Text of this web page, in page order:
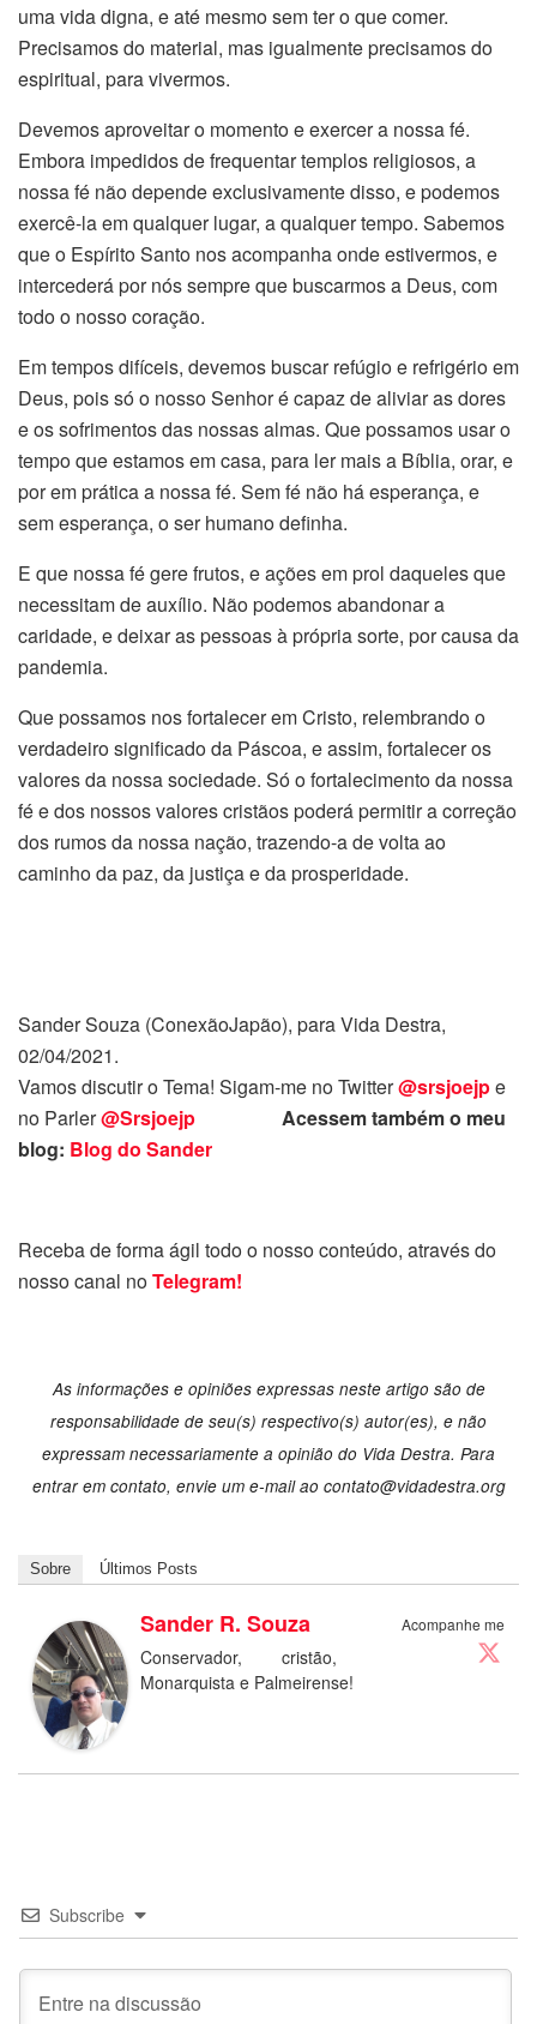
uma vida digna, e até mesmo sem ter o que comer.
Precisamos do material, mas igualmente precisamos do
espiritual, para vivermos.
Devemos aproveitar o momento e exercer a nossa fé.
Embora impedidos de frequentar templos religiosos, a
nossa fé não depende exclusivamente disso, e podemos
exercê-la em qualquer lugar, a qualquer tempo. Sabemos
que o Espírito Santo nos acompanha onde estivermos, e
intercederá por nós sempre que buscarmos a Deus, com
todo o nosso coração.
Em tempos difíceis, devemos buscar refúgio e refrigério em
Deus, pois só o nosso Senhor é capaz de aliviar as dores
e os sofrimentos das nossas almas. Que possamos usar o
tempo que estamos em casa, para ler mais a Bíblia, orar, e
por em prática a nossa fé. Sem fé não há esperança, e
sem esperança, o ser humano definha.
E que nossa fé gere frutos, e ações em prol daqueles que
necessitam de auxílio. Não podemos abandonar a
caridade, e deixar as pessoas à própria sorte, por causa da
pandemia.
Que possamos nos fortalecer em Cristo, relembrando o
verdadeiro significado da Páscoa, e assim, fortalecer os
valores da nossa sociedade. Só o fortalecimento da nossa
fé e dos nossos valores cristãos poderá permitir a correção
dos rumos da nossa nação, trazendo-a de volta ao
caminho da paz, da justiça e da prosperidade.
Sander Souza (ConexãoJapão), para Vida Destra,
02/04/2021.
Vamos discutir o Tema! Sigam-me no Twitter@srsjoejpe
no Parler@Srsjoejp Acessem também o meu
blog: Blog do Sander
Receba de forma ágil todo o nosso conteúdo, através do
nosso canal noTelegram!
As informações e opiniões expressas neste artigo são de
responsabilidade de seu(s) respectivo(s) autor(es), e não
expressam necessariamente a opinião do Vida Destra. Para
entrar em contato, envie um e-mail ao contato@vidadestra.org
Sobre Últimos Posts
Acompanhe me
Sander R. Souza
Conservador, cristão,
Monarquista e Palmeirense!
Subscribe